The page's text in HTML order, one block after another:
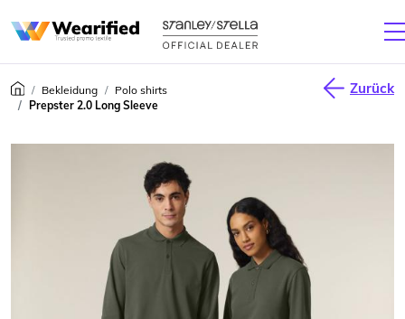
Bekleidung
Polo shirts
Prepster 2.0 Long Sleeve
Zurück